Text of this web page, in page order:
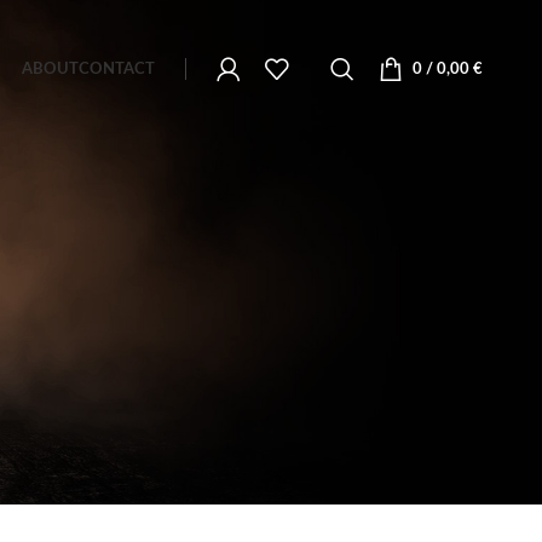
ABOUT CONTACT 0 / 0,00€